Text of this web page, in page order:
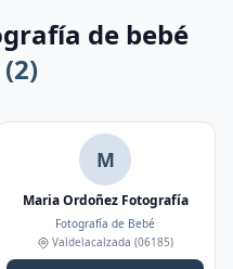
de bebé
(2)
M
Maria Ordoñez Fotografía
Fotografía de Bebé
Valdelacalzada (06185)